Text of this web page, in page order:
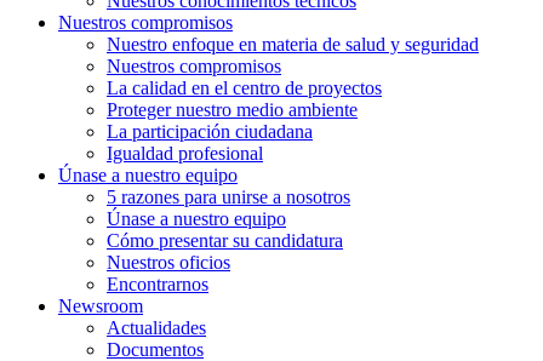
Nuestros compromisos
Nuestro enfoque en materia de salud y seguridad
Nuestros compromisos
La calidad en el centro de proyectos
Proteger nuestro medio ambiente
La participación ciudadana
Igualdad profesional
Únase a nuestro equipo
5 razones para unirse a nosotros
Únase a nuestro equipo
Cómo presentar su candidatura
Nuestros oficios
Encontrarnos
Newsroom
Actualidades
Documentos